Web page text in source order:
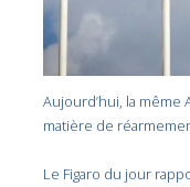
Aujourd’hui, la même
matière de
Le Figaro du jour